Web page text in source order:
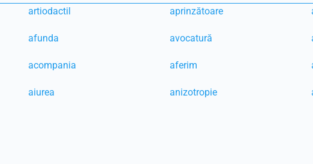
artiodactil aprinzătoare
afunda avocatură
acompania aferim
aiurea anizotropie